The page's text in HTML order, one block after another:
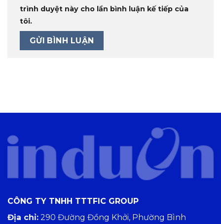
trình duyệt này cho lần bình luận kế tiếp của
tôi.
CÔNG TY TNHH TTTFIC GROUP
Địa chỉ: 290 Đường Đồng Khởi, Phường Bình